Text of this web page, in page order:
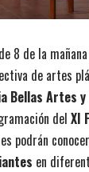
8 de la
de artes
Artes y
del XI
podrán
en